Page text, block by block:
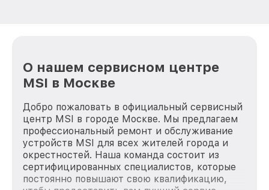
О нашем сервисном центре
MSI в Москве
Добро пожаловать в официальный сервисный
центр MSI в городе Москве. Мы предлагаем
профессиональный ремонт и обслуживание
устройств MSI для всех жителей города и
окрестностей. Наша команда состоит из
сертифицированных специалистов, которые
постоянно повышают свою квалификацию,